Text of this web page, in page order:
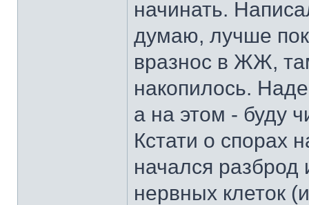
начинать.
думаю, лучше
вразнос в ЖЖ,
накопилось.
а на этом - буду
Кстати о спорах
начался
нервных клеток